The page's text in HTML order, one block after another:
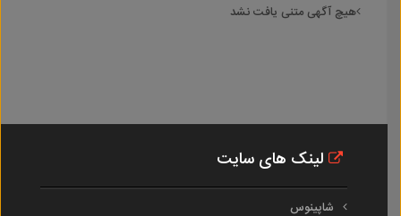
هیچ آگهی متنی یافت نشد
لینک های سایت
شاپینوس